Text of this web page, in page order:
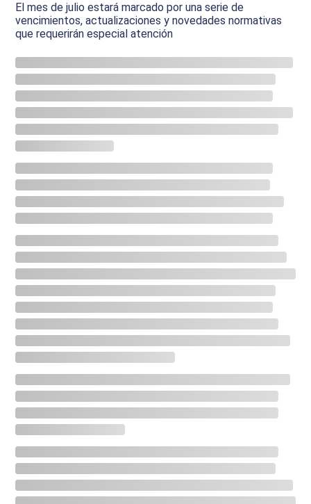
El mes de julio estará marcado por una serie de
vencimientos, actualizaciones y novedades normativas
que requerirán especial atención